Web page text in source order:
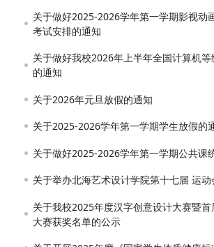
关于做好2025-2026学年第一学期影视动
考试安排的通知
关于做好我校2026年上半年全国计算机
的通知
关于2026年元旦放假的通知
关于2025-2026学年第一学期学生放假的
关于做好2025-2026学年第一学期公共课
关于举办北海艺术设计学院第十七届 运动
关于我校2025年度汉字创意设计大赛暨
大赛获奖名单的公示